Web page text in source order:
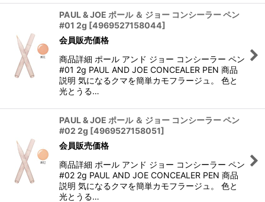
PAUL & JOE ポール ＆ ジョー コンシーラー ペン
#01 2g [4969527158044]
会員販売価格
商品詳細 ポール アンド ジョー コンシーラー ペン
#01 2g PAUL AND JOE CONCEALER PEN 商品
説明 気になるクマを簡単カモフラージュ。 色と
光とうる…
PAUL & JOE ポール ＆ ジョー コンシーラー ペン
#02 2g [4969527158051]
会員販売価格
商品詳細 ポール アンド ジョー コンシーラー ペン
#02 2g PAUL AND JOE CONCEALER PEN 商品
説明 気になるクマを簡単カモフラージュ。 色と
光とうる…